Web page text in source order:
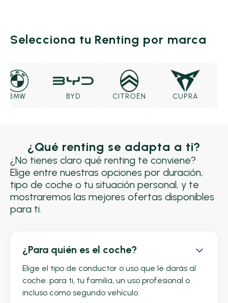
Selecciona tu Renting por marca
BYD CITROËN CUPRA
¿Qué renting se adapta a ti?
¿No tienes claro qué renting te conviene?
Elige entre nuestras opciones por duración,
tipo de coche o tu situación personal, y te
mostraremos las mejores ofertas disponibles
para ti.
¿Para quién es el coche?
Elige el tipo de conductor o uso que le darás al
coche: para ti, tu familia, un uso profesional o
incluso como segundo vehículo.